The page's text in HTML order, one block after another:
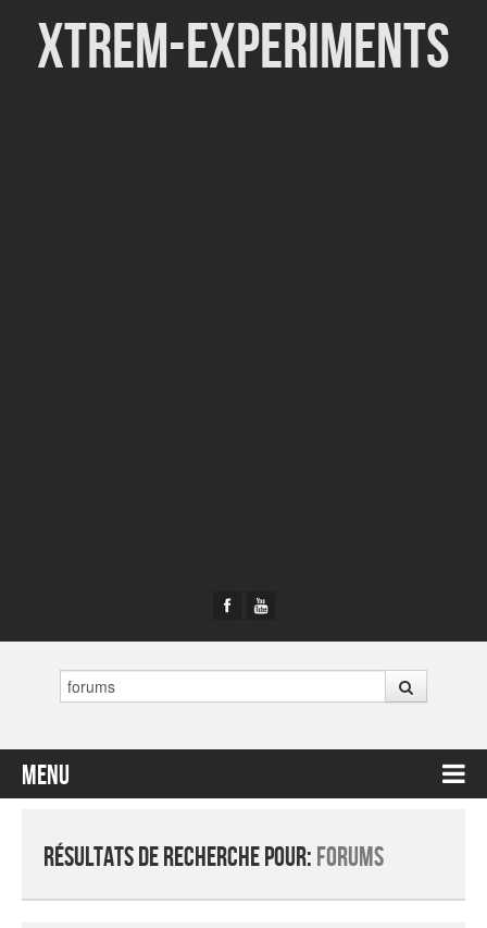
Xtrem-Experiments
Rechercher
Menu
Résultats de recherche pour: forums